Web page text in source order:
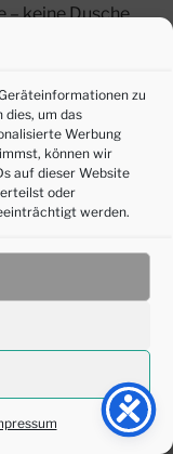
zu
um das
Werbung
können wir
auf dieser Website
oder
werden.
– keine Dusche
sich die
Duschzelt.